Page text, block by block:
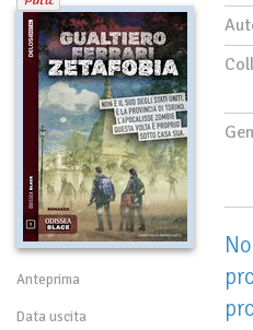
Anteprima
Data uscita